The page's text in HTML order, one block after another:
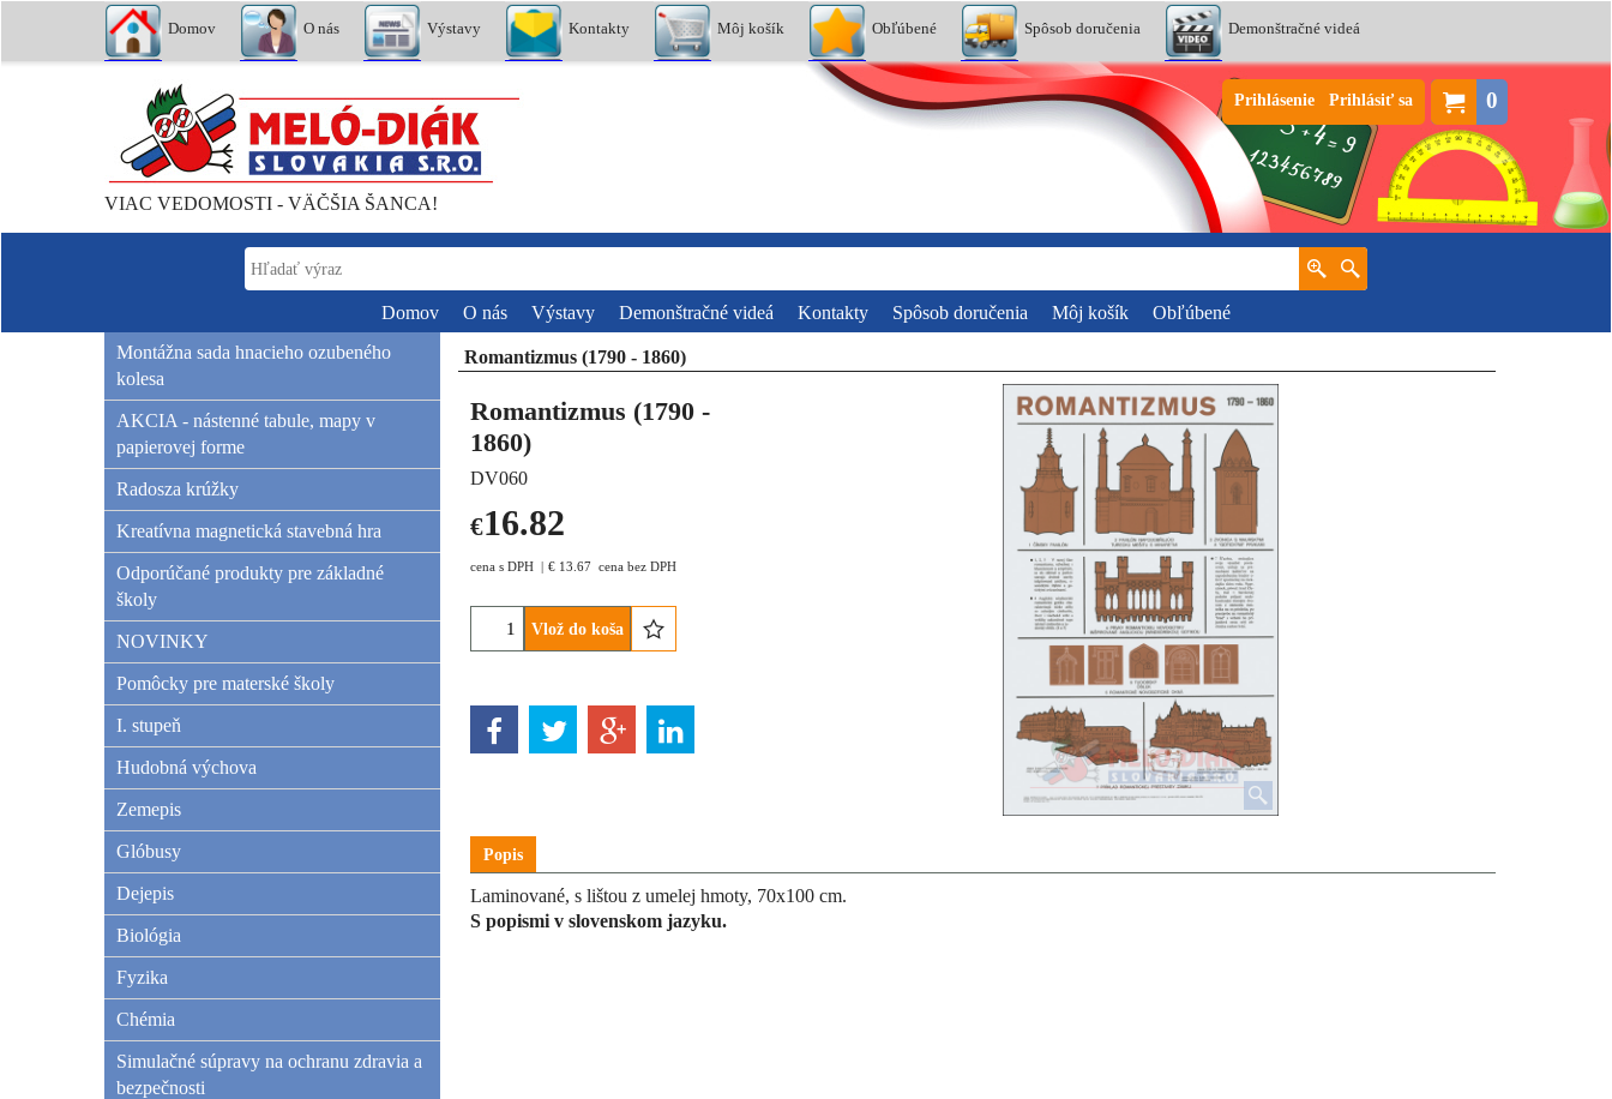
Domov O nás Výstavy Kontakty Môj košík Obľúbené Spôsob doručenia Demonštračné videá
0
Prihlásenie Prihlásiť sa
VIAC VEDOMOSTI - VÄČŠIA ŠANCA!
Domov O nás Výstavy Demonštračné videá Kontakty Spôsob doručenia Môj košík
Obľúbené
Montážna sada hnacieho ozubeného
kolesa
AKCIA - nástenné tabule, mapy v
papierovej forme
Radosza krúžky
Kreatívna magnetická stavebná hra
Odporúčané produkty pre základné
školy
NOVINKY
Pomôcky pre materské školy
I. stupeň
Hudobná výchova
Zemepis
Glóbusy
Dejepis
Biológia
Fyzika
Chémia
Simulačné súpravy na ochranu zdravia a
bezpečnosti
Romantizmus (1790 - 1860)
Romantizmus (1790 -
1860)
DV060
€16.82
cena s DPH € 13.67 cena bez DPH
Vlož do koša
Popis
Laminované, s lištou z umelej hmoty, 70x100 cm.
S popismi v slovenskom jazyku.